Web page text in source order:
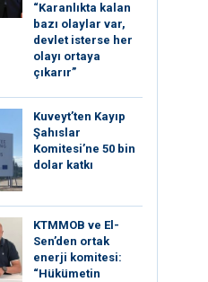
“Karanlıkta kalan
bazı olaylar var,
devlet isterse her
olayı ortaya
çıkarır”
Kuveyt’ten Kayıp
Şahıslar
Komitesi’ne 50 bin
dolar katkı
KTMMOB ve El-
Sen’den ortak
enerji komitesi:
“Hükümetin